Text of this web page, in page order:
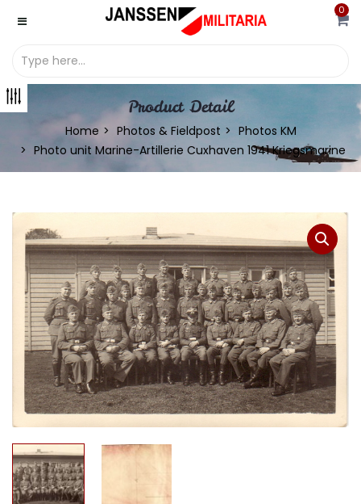
0
Product Detail
Home Photos & Fieldpost
Photos KM
Photo unit Marine-Artillerie Cuxhaven 1941 Kriegsmarine